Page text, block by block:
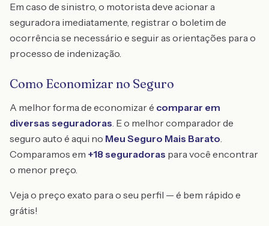
Em caso de sinistro, o motorista deve acionar a
seguradora imediatamente, registrar o boletim de
ocorrência se necessário e seguir as orientações para o
processo de indenização.
Como Economizar no Seguro
A melhor forma de economizar é comparar em
diversas seguradoras. E o melhor comparador de
seguro auto é aqui no Meu Seguro Mais Barato.
Comparamos em +18 seguradoras para você encontrar
o menor preço.
Veja o preço exato para o seu perfil — é bem rápido e
grátis!